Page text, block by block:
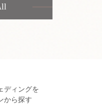
ディングを
から探す